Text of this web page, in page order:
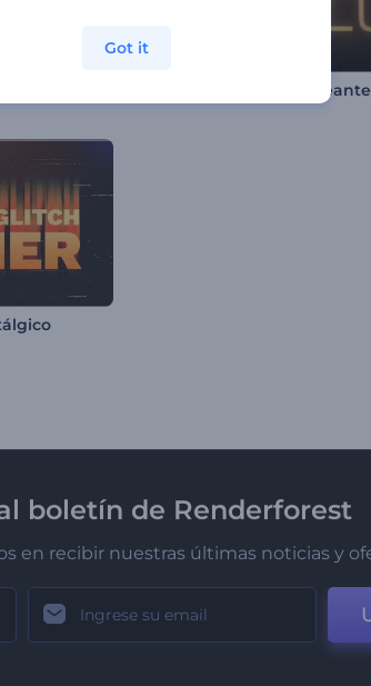
Intro Navideña Centelleante
boletín de Renderforest
en recibir nuestras últimas noticias y
Got it